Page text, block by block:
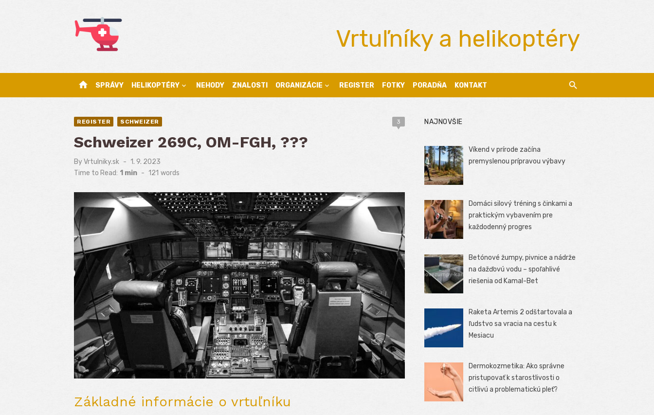
Vrtuľníky a helikoptéry
home SPRÁVY HELIKOPTÉRY NEHODY ZNALOSTI ORGANIZÁCIE REGISTER FOTKY PORADŇA KONTAKT
REGISTER SCHWEIZER 3
Schweizer 269C, OM-FGH, ???
ByVrtulniky.sk
Posted
on
1. 9. 2023
Time to Read: 1 min - 121 words
Základné informácie o vrtuľníku
NAJNOVŠIE
Víkend v prírode začína
premyslenou prípravou výbavy
Domáci silový tréning s činkami a
praktickým vybavením pre
každodenný progres
Betónové žumpy, pivnice a nádrže
na dažďovú vodu – spoľahlivé
riešenia od Kamal-Bet
Raketa Artemis 2 odštartovala a
ľudstvo sa vracia na cestu k
Mesiacu
Dermokozmetika: Ako správne
pristupovať k starostlivosti o
citlivú a problematickú pleť?